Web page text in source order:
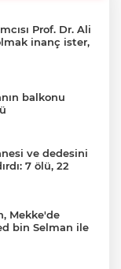
Prof. Dr. Ali
inanç ister,
balkonu
ve dedesini
7 ölü, 22
Mekke'de
bin Selman ile